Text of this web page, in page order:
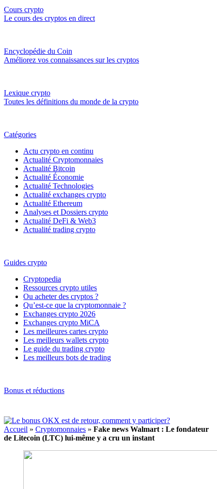
Cours crypto
Le cours des cryptos en direct
Encyclopédie du Coin
Améliorez vos connaissances sur les cryptos
Lexique crypto
Toutes les définitions du monde de la crypto
Catégories
Actu crypto en continu
Actualité Cryptomonnaies
Actualité Bitcoin
Actualité Économie
Actualité Technologies
Actualité exchanges crypto
Actualité Ethereum
Analyses et Dossiers crypto
Actualité DeFi & Web3
Actualité trading crypto
Guides crypto
Cryptopedia
Ressources crypto utiles
Ou acheter des cryptos ?
Qu’est-ce que la cryptomonnaie ?
Exchanges crypto 2026
Exchanges crypto MiCA
Les meilleures cartes crypto
Les meilleurs wallets crypto
Le guide du trading crypto
Les meilleurs bots de trading
Bonus et réductions
Accueil » Cryptomonnaies » Fake news Walmart : Le fondateur
de Litecoin (LTC) lui-même y a cru un instant